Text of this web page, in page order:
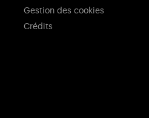
Gestion des cookies
Crédits